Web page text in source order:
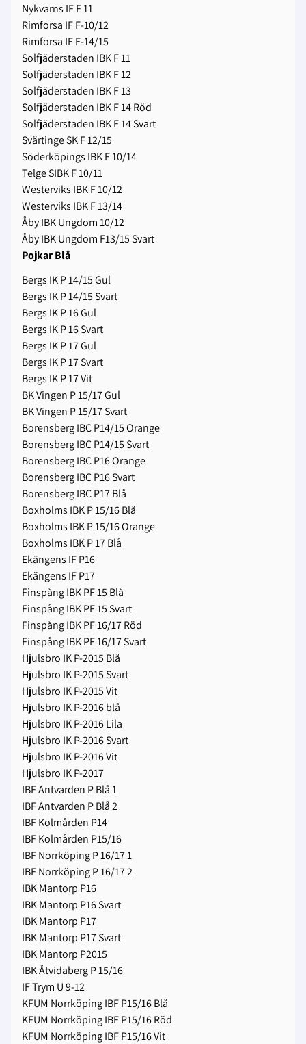
Nykvarns IF F 11
Rimforsa IF F-10/12
Rimforsa IF F-14/15
Solfjäderstaden IBK F 11
Solfjäderstaden IBK F 12
Solfjäderstaden IBK F 13
Solfjäderstaden IBK F 14 Röd
Solfjäderstaden IBK F 14 Svart
Svärtinge SK F 12/15
Söderköpings IBK F 10/14
Telge SIBK F 10/11
Westerviks IBK F 10/12
Westerviks IBK F 13/14
Åby IBK Ungdom 10/12
Åby IBK Ungdom F13/15 Svart
Pojkar Blå
Bergs IK P 14/15 Gul
Bergs IK P 14/15 Svart
Bergs IK P 16 Gul
Bergs IK P 16 Svart
Bergs IK P 17 Gul
Bergs IK P 17 Svart
Bergs IK P 17 Vit
BK Vingen P 15/17 Gul
BK Vingen P 15/17 Svart
Borensberg IBC P14/15 Orange
Borensberg IBC P14/15 Svart
Borensberg IBC P16 Orange
Borensberg IBC P16 Svart
Borensberg IBC P17 Blå
Boxholms IBK P 15/16 Blå
Boxholms IBK P 15/16 Orange
Boxholms IBK P 17 Blå
Ekängens IF P16
Ekängens IF P17
Finspång IBK PF 15 Blå
Finspång IBK PF 15 Svart
Finspång IBK PF 16/17 Röd
Finspång IBK PF 16/17 Svart
Hjulsbro IK P-2015 Blå
Hjulsbro IK P-2015 Svart
Hjulsbro IK P-2015 Vit
Hjulsbro IK P-2016 blå
Hjulsbro IK P-2016 Lila
Hjulsbro IK P-2016 Svart
Hjulsbro IK P-2016 Vit
Hjulsbro IK P-2017
IBF Antvarden P Blå 1
IBF Antvarden P Blå 2
IBF Kolmården P14
IBF Kolmården P15/16
IBF Norrköping P 16/17 1
IBF Norrköping P 16/17 2
IBK Mantorp P16
IBK Mantorp P16 Svart
IBK Mantorp P17
IBK Mantorp P17 Svart
IBK Mantorp P2015
IBK Åtvidaberg P 15/16
IF Trym U 9-12
KFUM Norrköping IBF P15/16 Blå
KFUM Norrköping IBF P15/16 Röd
KFUM Norrköping IBF P15/16 Vit